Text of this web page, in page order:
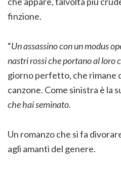
finzione.
“Un assassino con un modus
nastri rossi che portano al loro
giorno perfetto, che rimane
canzone. Come sinistra è la
che hai seminato.
Un romanzo che si fa
agli amanti del genere.